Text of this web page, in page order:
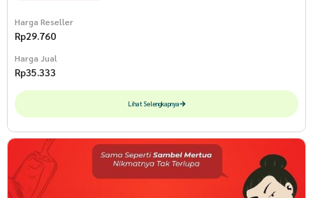
Harga Reseller
Rp29.760
Harga Jual
Rp35.333
Lihat Selengkapnya